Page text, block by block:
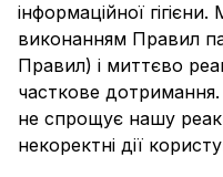
інформаційної
виконанням Правил
Правил) і миттєво
часткове дотримання.
не спрощує нашу
некоректні дії